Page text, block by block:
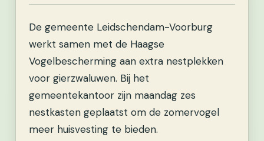
De gemeente Leidschendam-Voorburg
werkt samen met de Haagse
Vogelbescherming aan extra nestplekken
voor gierzwaluwen. Bij het
gemeentekantoor zijn maandag zes
nestkasten geplaatst om de zomervogel
meer huisvesting te bieden.